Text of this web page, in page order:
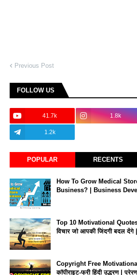
Previous Post
FOLLOW US
41.7k 1.8k
1.2k
POPULAR RECENTS
How To Grow Medical
Business? | Business
Top 10 Motivational
विचार जो आपकी जिंदगी बदल देंगे
Copyright Free
कॉपीराइट-फ्री हिंदी उद्धरण |